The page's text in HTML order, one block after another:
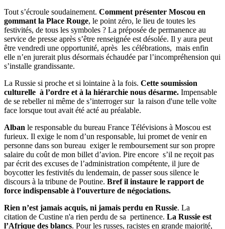
Tout s’écroule soudainement. Comment présenter Moscou en
gommant la Place Rouge, le point zéro, le lieu de toutes les
festivités, de tous les symboles ? La préposée de permanence au
service de presse après s’être renseignée est désolée. Il y aura peut
être vendredi une opportunité, après les célébrations, mais enfin
elle n’en jurerait plus désormais échaudée par l’incompréhension qui
s’installe grandissante.
La Russie si proche et si lointaine à la fois. Cette soumission
culturelle à l’ordre et à la hiérarchie nous désarme. Impensable
de se rebeller ni même de s’interroger sur la raison d'une telle volte
face lorsque tout avait été acté au préalable.
Alban le responsable du bureau France Télévisions à Moscou est
furieux. Il exige le nom d’un responsable, lui promet de venir en
personne dans son bureau exiger le remboursement sur son propre
salaire du coût de mon billet d’avion. Pire encore s’il ne reçoit pas
par écrit des excuses de l’administration compétente, il jure de
boycotter les festivités du lendemain, de passer sous silence le
discours à la tribune de Poutine. Bref il instaure le rapport de
force indispensable à l’ouverture de négociations.
Rien n’est jamais acquis, ni jamais perdu en Russie. La
citation de Custine n'a rien perdu de sa pertinence. La Russie est
l’Afrique des blancs. Pour les russes, racistes en grande majorité,